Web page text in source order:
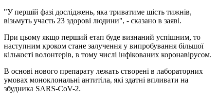
"У першій фазі досліджень, яка триватиме шість тижнів,
візьмуть участь 23 здорові людини", - сказано в заяві.
При цьому якщо перший етап буде визнаний успішним, то
наступним кроком стане залучення у випробування більшої
кількості волонтерів, в тому числі інфікованих коронавірусом.
В основі нового препарату лежать створені в лабораторних
умовах моноклональні антитіла, які здатні впливати на
збудника SARS-CoV-2.